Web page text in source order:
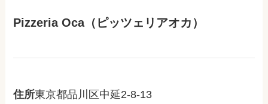
Pizzeria Oca（ピッツェリアオカ）
住所東京都品川区中延2-8-13